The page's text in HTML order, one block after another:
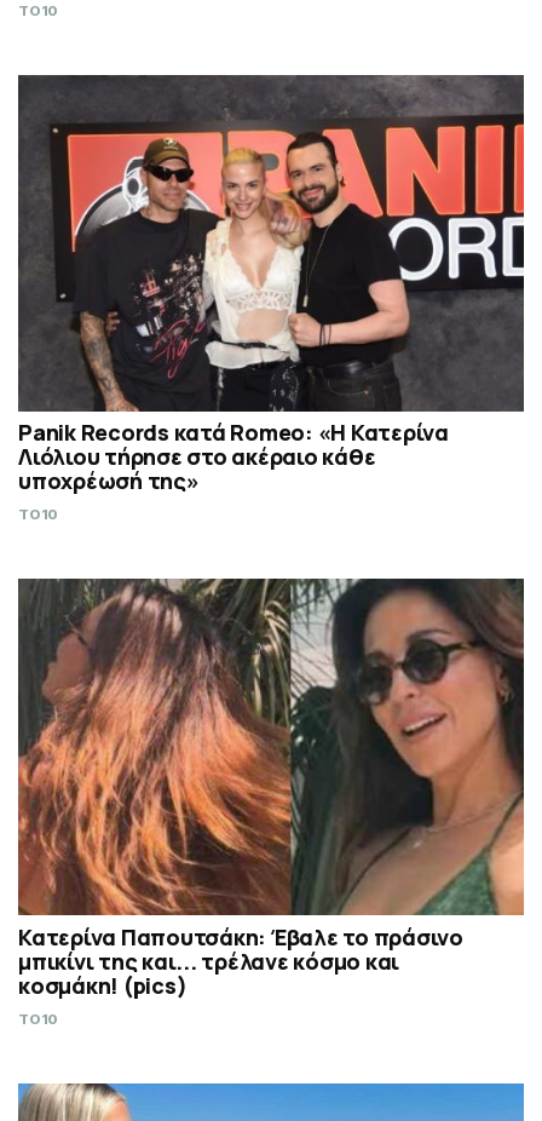
TO10
Panik Records κατά Romeo: «Η Κατερίνα
Λιόλιου τήρησε στο ακέραιο κάθε
υποχρέωσή της»
TO10
Κατερίνα Παπουτσάκη: Έβαλε το πράσινο
μπικίνι της και... τρέλανε κόσμο και
κοσμάκη! (pics)
TO10